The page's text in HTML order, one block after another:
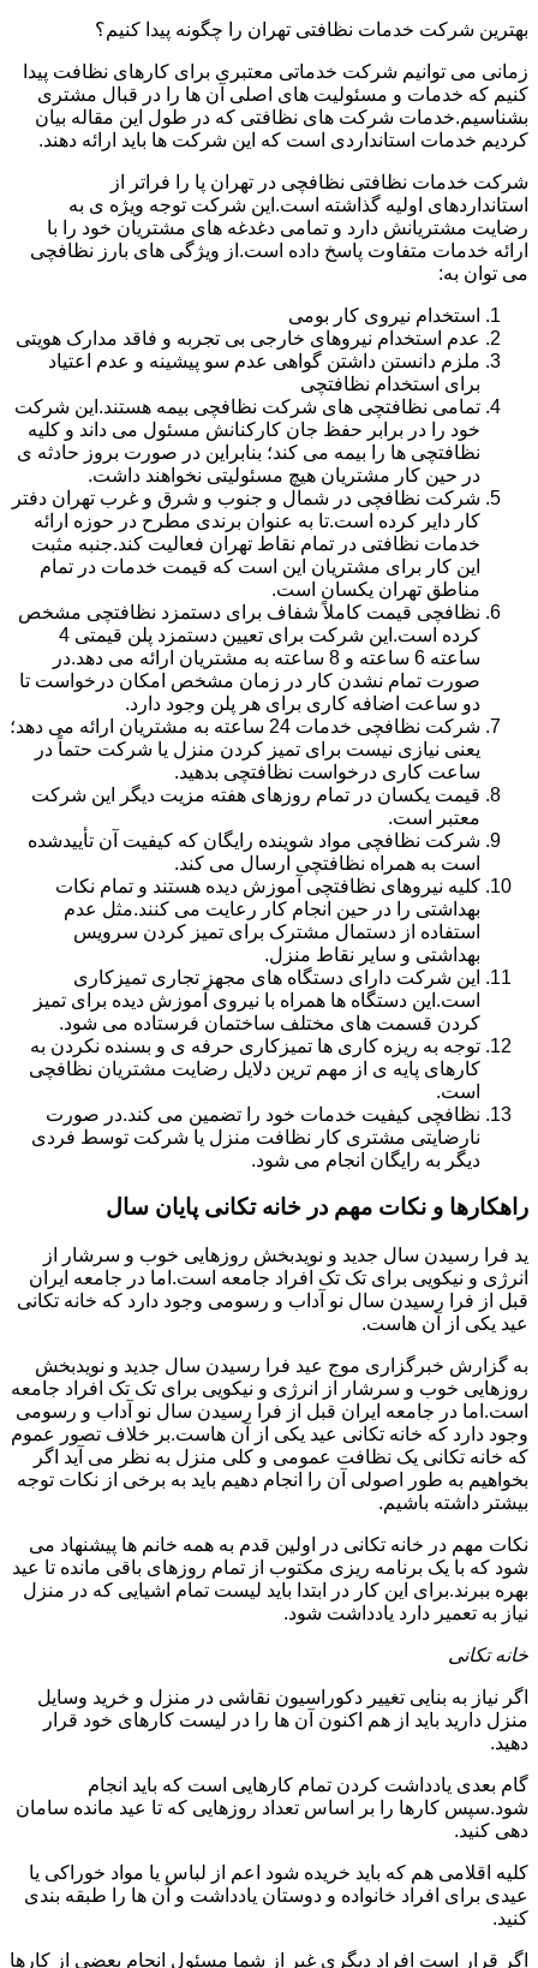
بهترین شرکت خدمات نظافتی تهران را چگونه پیدا کنیم؟
زمانی می توانیم شرکت خدماتی معتبری برای کارهای نظافت پیدا
کنیم که خدمات و مسئولیت های اصلی آن ها را در قبال مشتری
بشناسیم.خدمات شرکت های نظافتی که در طول این مقاله بیان
کردیم خدمات استانداردی است که این شرکت ها باید ارائه دهند.
شرکت خدمات نظافتی نظافچی در تهران پا را فراتر از
استانداردهای اولیه گذاشته است.این شرکت توجه ویژه ی به
رضایت مشتریانش دارد و تمامی دغدغه های مشتریان خود را با
ارائه خدمات متفاوت پاسخ داده است.از ویژگی های بارز نظافچی
می توان به:
استخدام نیروی کار بومی
عدم استخدام نیروهای خارجی بی تجربه و فاقد مدارک هویتی
ملزم دانستن داشتن گواهی عدم سو پیشینه و عدم اعتیاد
برای استخدام نظافتچی
تمامی نظافتچی های شرکت نظافچی بیمه هستند.این شرکت
خود را در برابر حفظ جان کارکنانش مسئول می داند و کلیه
نظافتچی ها را بیمه می کند؛ بنابراین در صورت بروز حادثه ی
در حین کار مشتریان هیچ مسئولیتی نخواهند داشت.
شرکت نظافچی در شمال و جنوب و شرق و غرب تهران دفتر
کار دایر کرده است.تا به عنوان برندی مطرح در حوزه ارائه
خدمات نظافتی در تمام نقاط تهران فعالیت کند.جنبه مثبت
این کار برای مشتریان این است که قیمت خدمات در تمام
مناطق تهران یکسان است.
نظافچی قیمت کاملاً شفاف برای دستمزد نظافتچی مشخص
کرده است.این شرکت برای تعیین دستمزد پلن قیمتی 4
ساعته 6 ساعته و 8 ساعته به مشتریان ارائه می دهد.در
صورت تمام نشدن کار در زمان مشخص امکان درخواست تا
دو ساعت اضافه کاری برای هر پلن وجود دارد.
شرکت نظافچی خدمات 24 ساعته به مشتریان ارائه می دهد؛
یعنی نیازی نیست برای تمیز کردن منزل یا شرکت حتماً در
ساعت کاری درخواست نظافتچی بدهید.
قیمت یکسان در تمام روزهای هفته مزیت دیگر این شرکت
معتبر است.
شرکت نظافچی مواد شوینده رایگان که کیفیت آن تأییدشده
است به همراه نظافتچی ارسال می کند.
کلیه نیروهای نظافتچی آموزش دیده هستند و تمام نکات
بهداشتی را در حین انجام کار رعایت می کنند.مثل عدم
استفاده از دستمال مشترک برای تمیز کردن سرویس
بهداشتی و سایر نقاط منزل.
این شرکت دارای دستگاه های مجهز تجاری تمیزکاری
است.این دستگاه ها همراه با نیروی آموزش دیده برای تمیز
کردن قسمت های مختلف ساختمان فرستاده می شود.
توجه به ریزه کاری ها تمیزکاری حرفه ی و بسنده نکردن به
کارهای پایه ی از مهم ترین دلایل رضایت مشتریان نظافچی
است.
نظافچی کیفیت خدمات خود را تضمین می کند.در صورت
نارضایتی مشتری کار نظافت منزل یا شرکت توسط فردی
دیگر به رایگان انجام می شود.
راهکارها و نکات مهم در خانه تکانی پایان سال
ید فرا رسیدن سال جدید و نویدبخش روزهایی خوب و سرشار از
انرژی و نیکویی برای تک تک افراد جامعه است.اما در جامعه ایران
قبل از فرا رسیدن سال نو آداب و رسومی وجود دارد که خانه تکانی
عید یکی از آن هاست.
به گزارش خبرگزاری موج عید فرا رسیدن سال جدید و نویدبخش
روزهایی خوب و سرشار از انرژی و نیکویی برای تک تک افراد جامعه
است.اما در جامعه ایران قبل از فرا رسیدن سال نو آداب و رسومی
وجود دارد که خانه تکانی عید یکی از آن هاست.بر خلاف تصور عموم
که خانه تکانی یک نظافت عمومی و کلی منزل به نظر می آید اگر
بخواهیم به طور اصولی آن را انجام دهیم باید به برخی از نکات توجه
بیشتر داشته باشیم.
نکات مهم در خانه تکانی در اولین قدم به همه خانم ها پیشنهاد می
شود که با یک برنامه ریزی مکتوب از تمام روزهای باقی مانده تا عید
بهره ببرند.برای این کار در ابتدا باید لیست تمام اشیایی که در منزل
نیاز به تعمیر دارد یادداشت شود.
خانه تکانی
اگر نیاز به بنایی تغییر دکوراسیون نقاشی در منزل و خرید وسایل
منزل دارید باید از هم اکنون آن ها را در لیست کارهای خود قرار
دهید.
گام بعدی یادداشت کردن تمام کارهایی است که باید انجام
شود.سپس کارها را بر اساس تعداد روزهایی که تا عید مانده سامان
دهی کنید.
کلیه اقلامی هم که باید خریده شود اعم از لباس یا مواد خوراکی یا
عیدی برای افراد خانواده و دوستان یادداشت و آن ها را طبقه بندی
کنید.
اگر قرار است افراد دیگری غیر از شما مسئول انجام بعضی از کارها